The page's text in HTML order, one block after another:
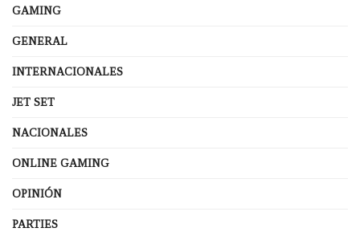
GAMING
GENERAL
INTERNACIONALES
JET SET
NACIONALES
ONLINE GAMING
OPINIÓN
PARTIES